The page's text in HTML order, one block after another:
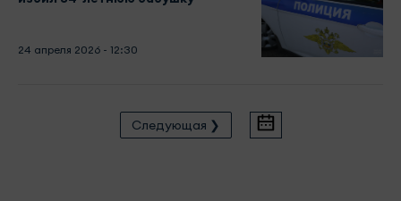
24 апреля 2026 - 12:30
Следующая ❯